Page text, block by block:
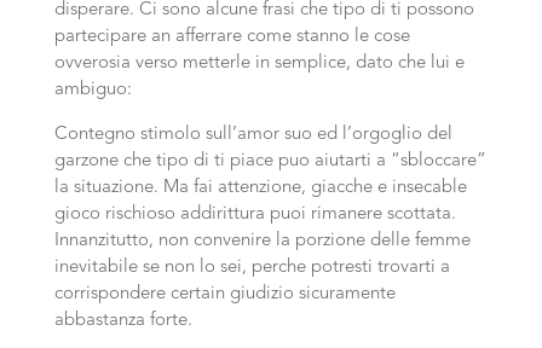
disperare. Ci sono alcune frasi che tipo di ti possono
partecipare an afferrare come stanno le cose
ovverosia verso metterle in semplice, dato che lui e
ambiguo:
Contegno stimolo sull’amor suo ed l’orgoglio del
garzone che tipo di ti piace puo aiutarti a “sbloccare”
la situazione. Ma fai attenzione, giacche e insecable
gioco rischioso addirittura puoi rimanere scottata.
Innanzitutto, non convenire la porzione delle femme
inevitabile se non lo sei, perche potresti trovarti a
corrispondere certain giudizio sicuramente
abbastanza forte.